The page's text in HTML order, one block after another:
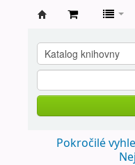
knihovna
Nové
Město
Metují
Pokročilé